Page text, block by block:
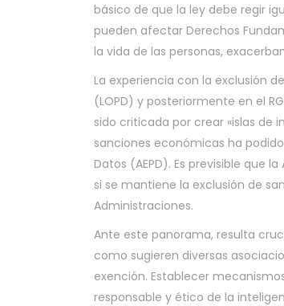
básico de que la ley debe regir
pueden afectar Derechos
la vida de las personas,
La experiencia con la exclusión
(LOPD) y posteriormente en el
sido criticada por crear «islas de
sanciones económicas ha
Datos (AEPD). Es previsible que
si se mantiene la exclusión de
Administraciones.
Ante este panorama, resulta
como sugieren diversas
exención. Establecer
responsable y ético de la